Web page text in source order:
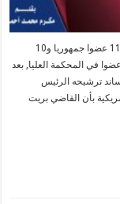
صوتت اللجنة القضائية لمجلس الشيوخ الأمريكي التي تضم 11 عضوا جمهوريا و10
في المحكمة العليا, بعد
يساند ترشيحه الرئيس
بأن القاضي بريت